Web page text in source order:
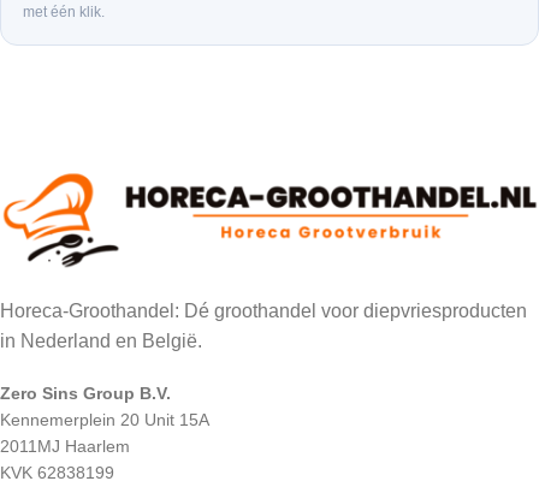
met één klik.
Horeca-Groothandel: Dé groothandel voor diepvriesproducten
in Nederland en België.
Zero Sins Group B.V.
Kennemerplein 20 Unit 15A
2011MJ Haarlem
KVK 62838199